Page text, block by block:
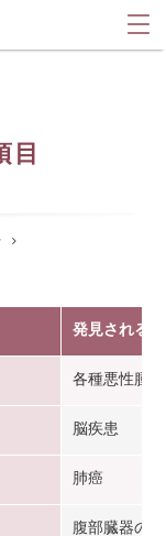
目
発見される
各種悪性腫瘍
脳疾患
肺癌
腹部臓器の